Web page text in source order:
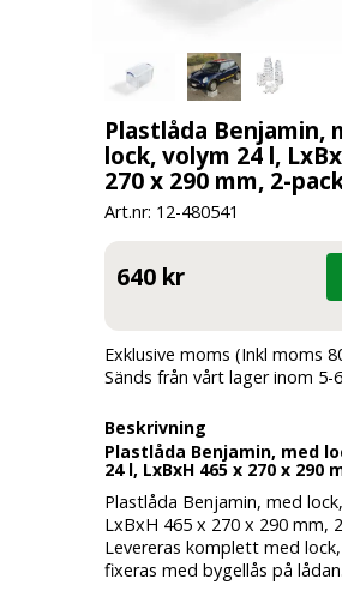
Plastlåda Benjamin,
lock, volym 24 l,
270 x 290 mm, 2-
Art.nr: 12-480541
640 kr
Exklusive moms (Inkl moms
Sänds från vårt lager inom 5-
Beskrivning
Plastlåda Benjamin, med
24 l, LxBxH 465 x 270 x 290
Plastlåda Benjamin, med
LxBxH 465 x 270 x 290 mm,
Levereras komplett med
fixeras med bygellås på lådan.